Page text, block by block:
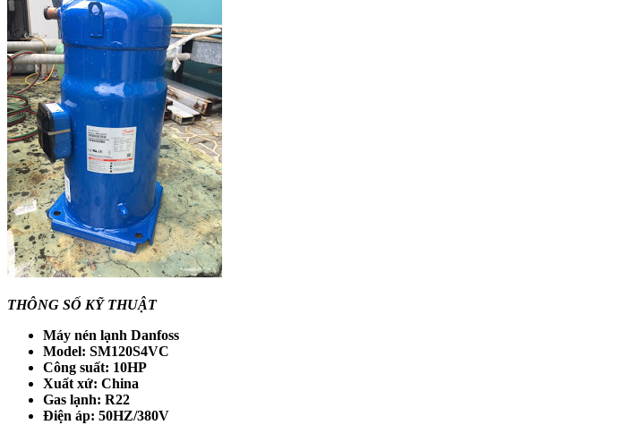
THÔNG SỐ KỸ THUẬT
Máy nén lạnh Danfoss
Model: SM120S4VC
Công suất: 10HP
Xuất xứ: China
Gas lạnh: R22
Điện áp: 50HZ/380V